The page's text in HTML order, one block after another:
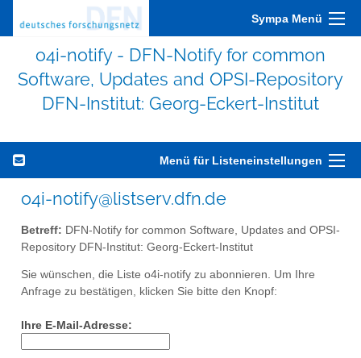
Sympa Menü
o4i-notify - DFN-Notify for common
Software, Updates and OPSI-Repository
DFN-Institut: Georg-Eckert-Institut
Menü für Listeneinstellungen
o4i-notify@listserv.dfn.de
Betreff: DFN-Notify for common Software, Updates and OPSI-
Repository DFN-Institut: Georg-Eckert-Institut
Sie wünschen, die Liste o4i-notify zu abonnieren. Um Ihre
Anfrage zu bestätigen, klicken Sie bitte den Knopf:
Ihre E-Mail-Adresse: